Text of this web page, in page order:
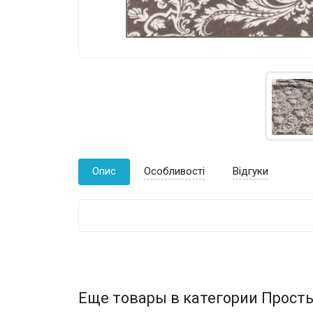
Опис Особливості Відгуки
Еще товары в категории